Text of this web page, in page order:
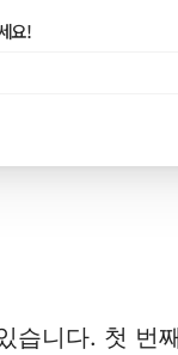
요!
니다. 첫